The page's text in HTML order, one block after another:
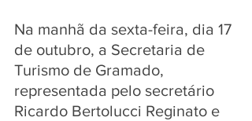
Na manhã da sexta-feira, dia 17
de outubro, a Secretaria de
Turismo de Gramado,
representada pelo secretário
Ricardo Bertolucci Reginato e